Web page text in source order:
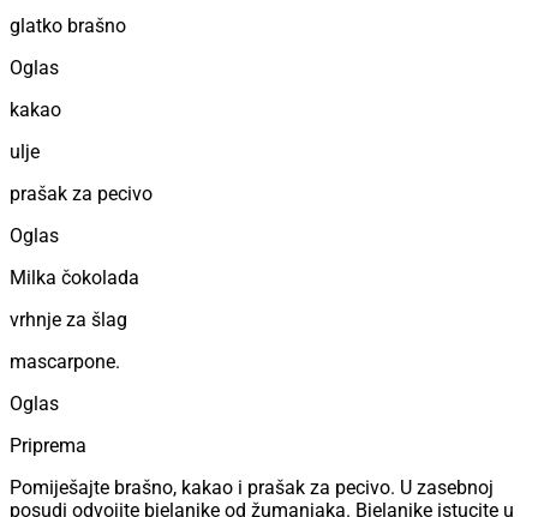
glatko brašno
Oglas
kakao
ulje
prašak za pecivo
Oglas
Milka čokolada
vrhnje za šlag
mascarpone.
Oglas
Priprema
Pomiješajte brašno, kakao i prašak za pecivo. U zasebnoj
posudi odvojite bjelanjke od žumanjaka. Bjelanjke istucite u